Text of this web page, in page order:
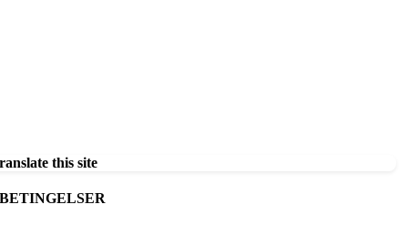
this site
BETINGELSER